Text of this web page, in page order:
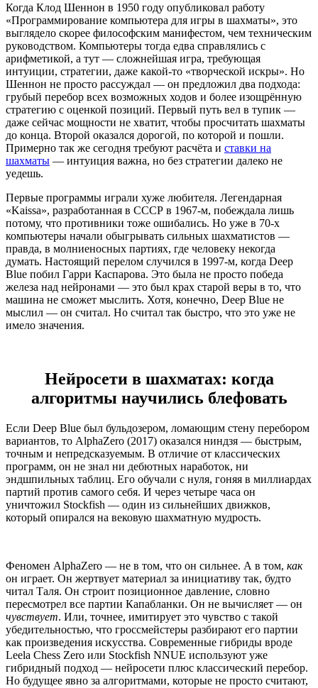
Когда Клод Шеннон в 1950 году опубликовал работу
«Программирование компьютера для игры в шахматы», это
выглядело скорее философским манифестом, чем техническим
руководством. Компьютеры тогда едва справлялись с
арифметикой, а тут — сложнейшая игра, требующая
интуиции, стратегии, даже какой-то «творческой искры». Но
Шеннон не просто рассуждал — он предложил два подхода:
грубый перебор всех возможных ходов и более изощрённую
стратегию с оценкой позиций. Первый путь вел в тупик —
даже сейчас мощности не хватит, чтобы просчитать шахматы
до конца. Второй оказался дорогой, по которой и пошли.
Примерно так же сегодня требуют расчёта и ставки на
шахматы — интуиция важна, но без стратегии далеко не
уедешь.
Первые программы играли хуже любителя. Легендарная
«Kaissa», разработанная в СССР в 1967-м, побеждала лишь
потому, что противники тоже ошибались. Но уже в 70-х
компьютеры начали обыгрывать сильных шахматистов —
правда, в молниеносных партиях, где человеку некогда
думать. Настоящий перелом случился в 1997-м, когда Deep
Blue побил Гарри Каспарова. Это была не просто победа
железа над нейронами — это был крах старой веры в то, что
машина не сможет мыслить. Хотя, конечно, Deep Blue не
мыслил — он считал. Но считал так быстро, что это уже не
имело значения.
Нейросети в шахматах: когда
алгоритмы научились блефовать
Если Deep Blue был бульдозером, ломающим стену перебором
вариантов, то AlphaZero (2017) оказался ниндзя — быстрым,
точным и непредсказуемым. В отличие от классических
программ, он не знал ни дебютных наработок, ни
эндшпильных таблиц. Его обучали с нуля, гоняя в миллиардах
партий против самого себя. И через четыре часа он
уничтожил Stockfish — один из сильнейших движков,
который опирался на вековую шахматную мудрость.
Феномен AlphaZero — не в том, что он сильнее. А в том, как
он играет. Он жертвует материал за инициативу так, будто
читал Таля. Он строит позиционное давление, словно
пересмотрел все партии Капабланки. Он не вычисляет — он
чувствует. Или, точнее, имитирует это чувство с такой
убедительностью, что гроссмейстеры разбирают его партии
как произведения искусства. Современные гибриды вроде
Leela Chess Zero или Stockfish NNUE используют уже
гибридный подход — нейросети плюс классический перебор.
Но будущее явно за алгоритмами, которые не просто считают,